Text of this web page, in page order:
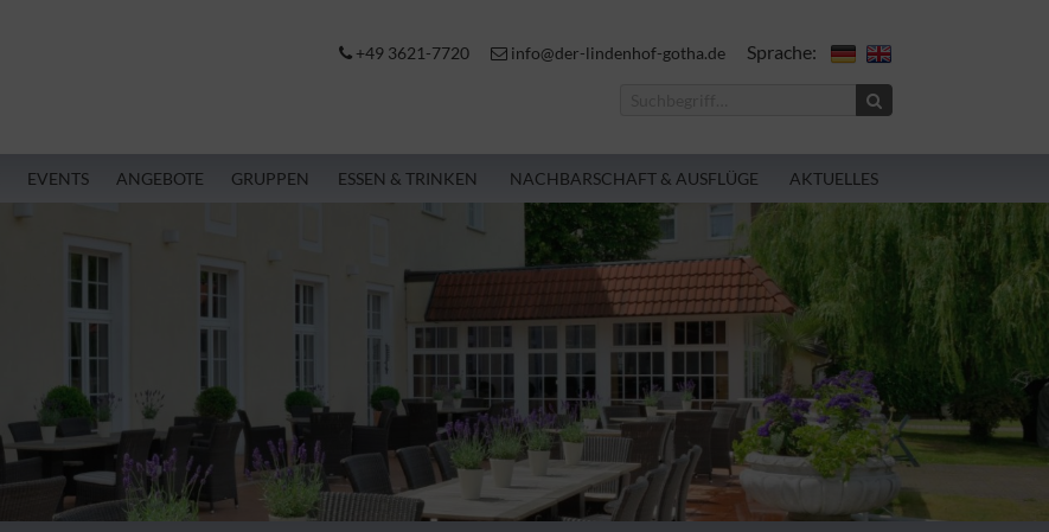
+49 3621-7720 info@der-lindenhof-gotha.de Sprache:
EVENTS ANGEBOTE GRUPPEN ESSEN & TRINKEN NACHBARSCHAFT & AUSFLÜGE AKTUELLES